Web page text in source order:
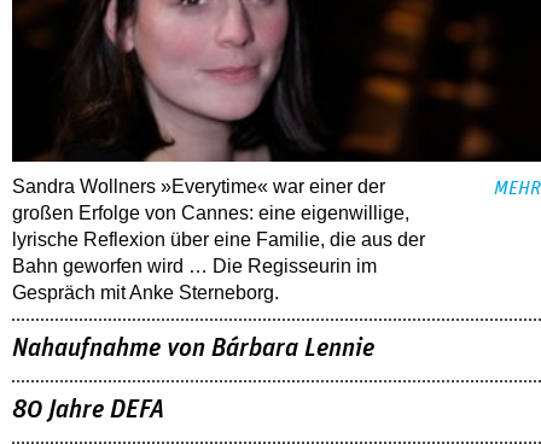
Sandra Wollners »Everytime« war einer der
großen Erfolge von Cannes: eine eigenwillige,
lyrische Reflexion über eine ­Familie, die aus der
Bahn geworfen wird … Die Regisseurin im
Gespräch mit Anke Sterneborg.
MEHR
Nahaufnahme von Bárbara Lennie
80 Jahre DEFA